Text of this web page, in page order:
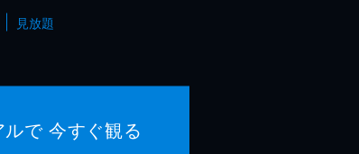
見放題
で 今すぐ観る